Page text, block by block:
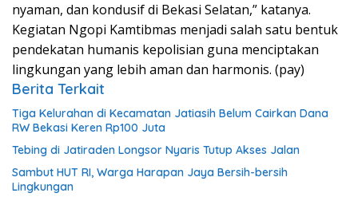
nyaman, dan kondusif di Bekasi Selatan,” katanya.
Kegiatan Ngopi Kamtibmas menjadi salah satu bentuk
pendekatan humanis kepolisian guna menciptakan
lingkungan yang lebih aman dan harmonis. (pay)
Berita Terkait
Tiga Kelurahan di Kecamatan Jatiasih Belum Cairkan Dana
RW Bekasi Keren Rp100 Juta
Tebing di Jatiraden Longsor Nyaris Tutup Akses Jalan
Sambut HUT RI, Warga Harapan Jaya Bersih-bersih
Lingkungan